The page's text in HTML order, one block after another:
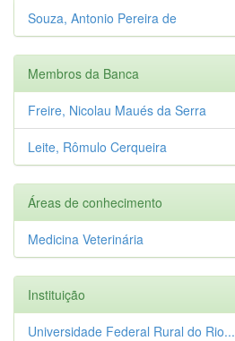
Souza, Antonio Pereira de
Membros da Banca
Freire, Nicolau Maués da Serra
Leite, Rômulo Cerqueira
Áreas de conhecimento
Medicina Veterinária
Instituição
Universidade Federal Rural do Rio...